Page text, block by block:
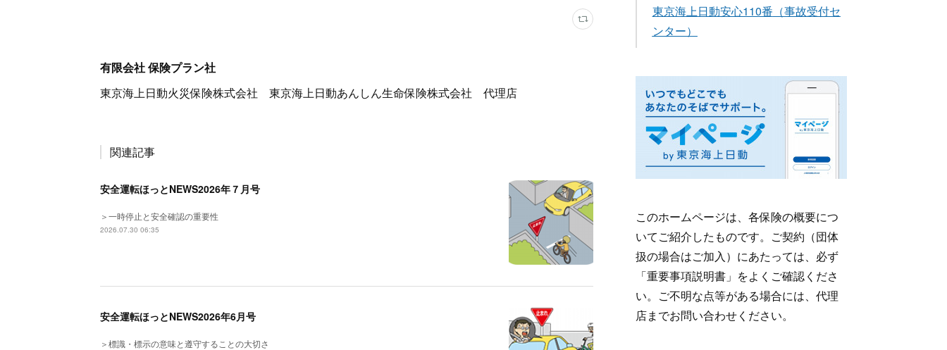
有限会社 保険プラン社
東京海上日動火災保険株式会社 東京海上日動あんしん生命保険株式会社 代理店
関連記事
安全運転ほっとNEWS2026年７月号
＞一時停止と安全確認の重要性
2026.07.30 06:35
安全運転ほっとNEWS2026年6月号
＞標識・標示の意味と遵守することの大切さ
東京海上日動安心110番 （事故受付セ
ンター）
このホームページは、各保険の概要につ
いてご紹介したものです。ご契約（団体
扱の場合はご加入）にあたっては、必ず
「重要事項説明書」をよくご確認くださ
い。ご不明な点等がある場合には、代理
店までお問い合わせください。